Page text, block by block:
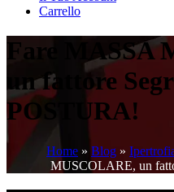
Carrello
Fare MASSA
un fattore
POSTURA!
Home » Blog »
MUSCOLARE, un